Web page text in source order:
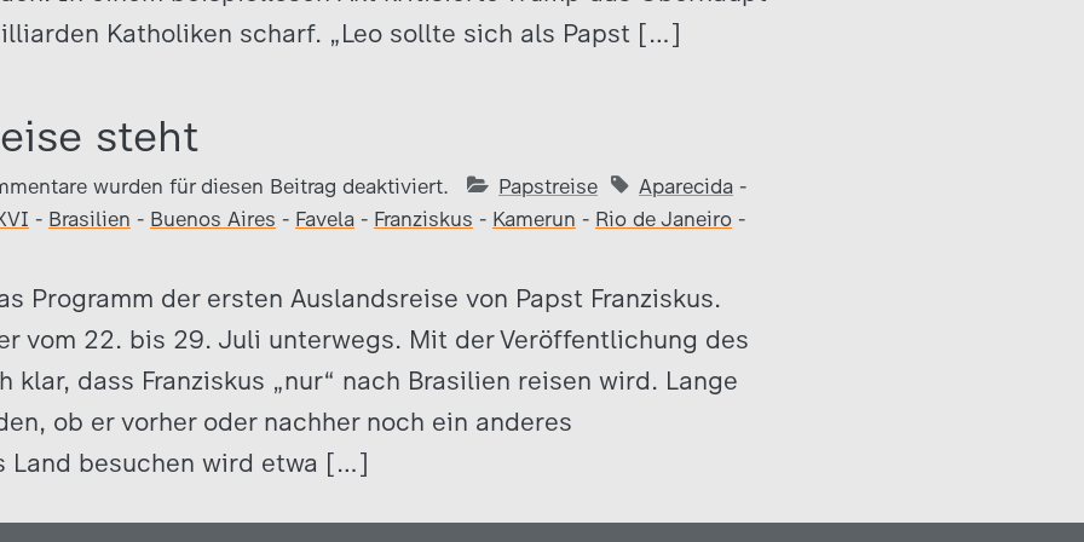
Katholiken scharf. „Leo sollte sich als Papst […]
steht
wurden für diesen Beitrag deaktiviert. Papstreise Aparecida -
- Brasilien - Buenos Aires - Favela - Franziskus - Kamerun - Rio de Janeiro -
Programm der ersten Auslandsreise von Papst Franziskus.
vom 22. bis 29. Juli unterwegs. Mit der Veröffentlichung des
klar, dass Franziskus „nur“ nach Brasilien reisen wird. Lange
ob er vorher oder nachher noch ein anderes
Land besuchen wird etwa […]